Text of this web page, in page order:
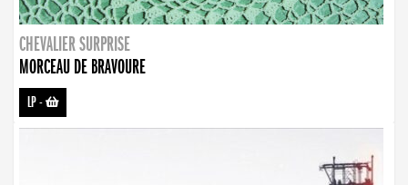
CHEVALIER SURPRISE
MORCEAU DE BRAVOURE
LP-